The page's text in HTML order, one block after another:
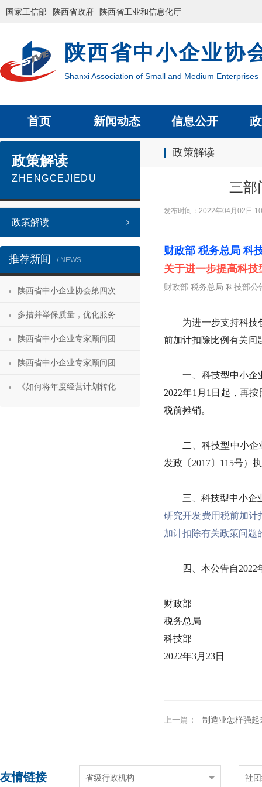
国家工信部 陕西省政府 陕西省工业和信息化厅
陕西省中小企业协
Shanxi Association of Small and Medium Enterprises
首页 新闻动态 信息公开
政策解读
政策解读
ZHENGCEJIEDU
政策解读
推荐新闻 / NEWS
三部
发布时间：2022年04月02
财政部 税务总局 科
关于进一步提高科
财政部 税务总局 科技部公
为进一步支持科技
前加计扣除比例有关问
一、科技型中小企业
2022年1月1日起，再
税前摊销。
二、科技型中小企业
发政〔2017〕115号）
三、科技型中小企业
研究开发费用税前加计
加计扣除有关政策问题
四、本公告自2022
财政部
税务总局
科技部
2022年3月23日
上一篇： 制造业怎样强起
友情链接 省级行政机构 社